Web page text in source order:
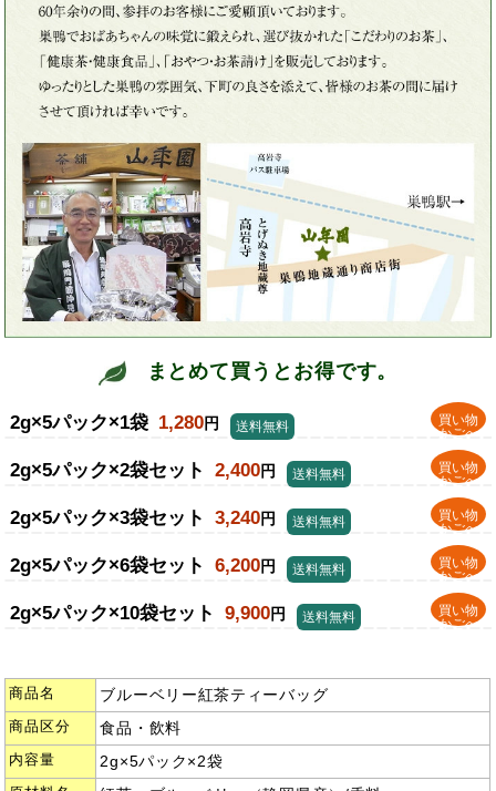
まとめて買うとお得です。
2g×5パック×1袋 1,280円
買い物
かごへ
送料無料
2g×5パック×2袋セット 2,400円
買い物
かごへ
送料無料
2g×5パック×3袋セット 3,240円
買い物
かごへ
送料無料
2g×5パック×6袋セット 6,200円
買い物
かごへ
送料無料
2g×5パック×10袋セット 9,900円
買い物
かごへ
送料無料
商品名 ブルーベリー紅茶ティーバッグ
商品区分 食品・飲料
内容量 2g×5パック×2袋